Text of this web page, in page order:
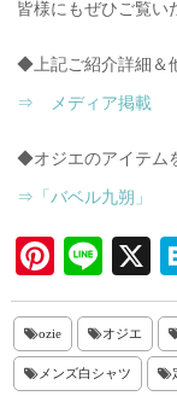
皆様にもぜひご覧い
◆上記ご紹介詳細＆
⇒ メディア掲載
◆オジエのアイテム
⇒「バベル九朔」
Pi
nt
er
es
Li
ne
X
ozie オジエ
メンズ白シャツ